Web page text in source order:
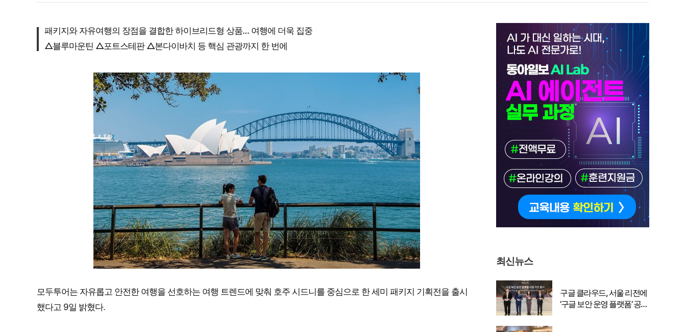
패키지와 자유여행의 장점을 결합한 하이브리드형 상품… 여행에 더욱 집중
△블루마운틴 △포트스테판 △본다이바치 등 핵심 관광까지 한 번에
모두투어는 자유롭고 안전한 여행을 선호하는 여행 트렌드에 맞춰 호주 시드니를 중심으로 한 세미 패키지 기획전을 출시
했다고 9일 밝혔다.
최신뉴스
구글 클라우드, 서울 리전에
‘구글 보안 운영 플랫폼’ 공식